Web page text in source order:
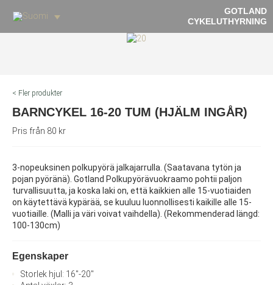
GOTLAND
CYKELUTHYRNING
< Fler produkter
BARNCYKEL 16-20 TUM (HJÄLM INGÅR)
Pris från 80 kr
3-nopeuksinen polkupyörä jalkajarrulla. (Saatavana tytön ja
pojan pyöränä). Gotland Polkupyörävuokraamo pohtii paljon
turvallisuutta, ja koska laki on, että kaikkien alle 15-vuotiaiden
on käytettävä kypärää, se kuuluu luonnollisesti kaikille alle 15-
vuotiaille. (Malli ja väri voivat vaihdella). (Rekommenderad längd:
100-130cm)
Egenskaper
Storlek hjul: 16"-20"